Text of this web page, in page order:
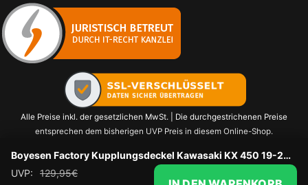
Alle Preise inkl. der gesetzlichen MwSt. | Die durchgestrichenen Preise
entsprechen dem bisherigen UVP Preis in diesem Online-Shop.
Boyesen Factory Kupplungsdeckel Kawasaki KX 450 19-20 Magnesium
UVP:
129,95€